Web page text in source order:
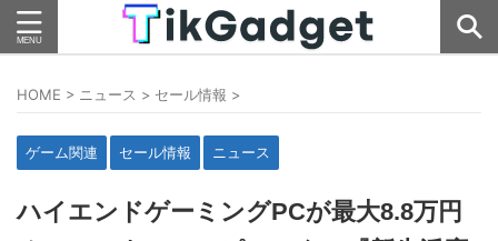
HOME > ニュース > セール情報 >
ゲーム関連 セール情報 ニュース
ハイエンドゲーミングPCが最大8.8万円